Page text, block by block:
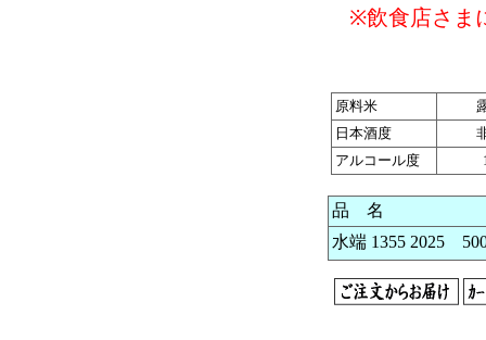
※飲食店さま
原料米
日本酒度
アルコール度
品 名
水端 1355 2025